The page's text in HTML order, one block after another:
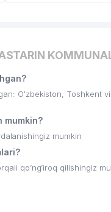
O'zbekiston, Toshkent
mumkin?
mumkin
qo’ng’iroq qilishingiz